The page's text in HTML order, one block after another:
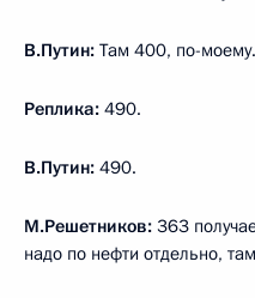
В.Путин: Там 400, по-моему.
Реплика: 490.
В.Путин: 490.
М.Решетников: 363
надо по нефти отдельно,